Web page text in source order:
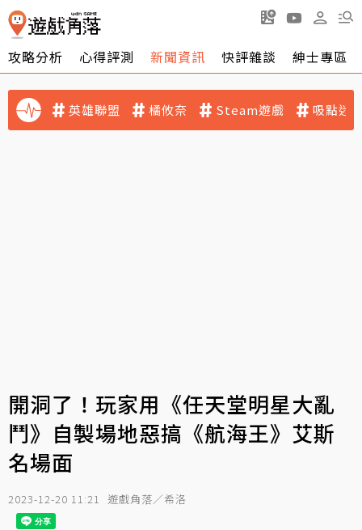
攻略分析 心得評測 新聞資訊 快評雜談 紳士專區
英雄聯盟 橘攸奈 Steam遊戲 吸點迷
開洞了！玩家用《任天堂明星大亂
鬥》自製場地惡搞《航海王》艾斯
名場面
2023-12-20 11:21 遊戲角落／希洛